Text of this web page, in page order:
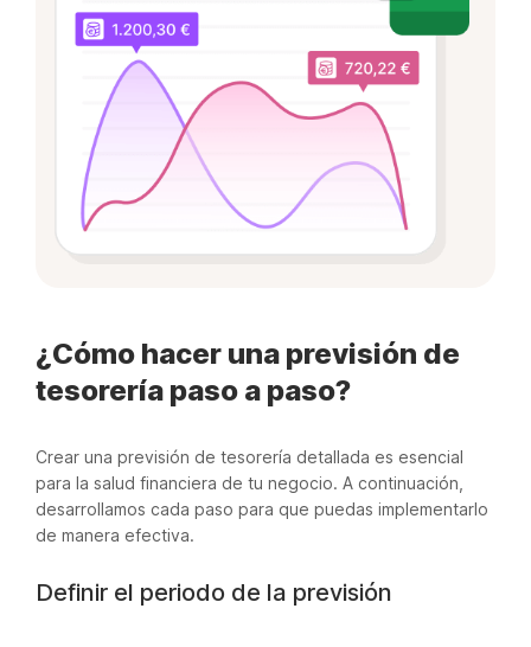
¿Cómo hacer una previsión de
tesorería paso a paso?
Crear una previsión de tesorería detallada es esencial
para la salud financiera de tu negocio. A continuación,
desarrollamos cada paso para que puedas implementarlo
de manera efectiva.
Definir el periodo de la previsión